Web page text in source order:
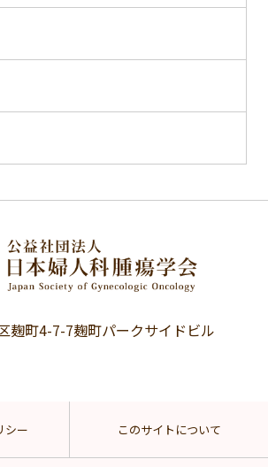
麹町4-7-7麹町パークサイドビル
シー このサイトについて